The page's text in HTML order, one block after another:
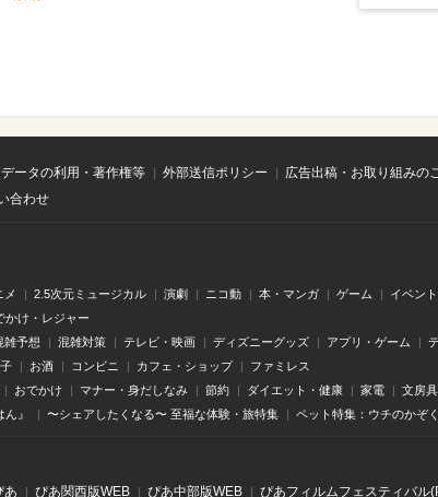
ータの利用・著作権等 外部送信ポリシー
広告出稿・お取り組みの
合わせ
メ 2.5次元ミュージカル 演劇 ニコ動 本・マンガ ゲーム イベント
かけ・レジャー
雑予想 混雑対策 テレビ・映画 ディズニーグッズ アプリ・ゲーム
お酒 コンビニ カフェ・ショップ ファミレス
おでかけ マナー・身だしなみ 節約 ダイエット・健康 家電 文房具
』 〜シェアしたくなる〜 至福な体験・旅特集 ペット特集：ウチのかぞく
あ ぴあ関⻄版WEB ぴあ中部版WEB ぴあフィルムフェスティバル